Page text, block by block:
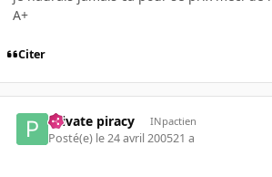
A+
Citer
Private piracy INpactien
Posté(e) le 24 avril 200521 a